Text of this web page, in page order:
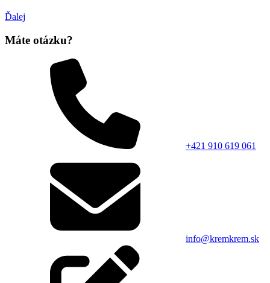
Ďalej
Máte otázku?
+421 910 619 061
info@kremkrem.sk